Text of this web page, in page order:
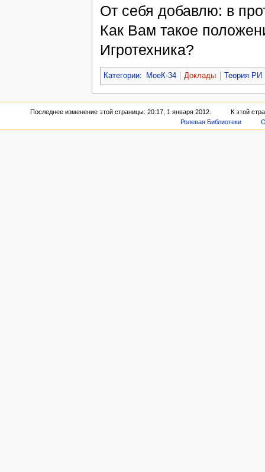
От себя добавлю: в
Как Вам такое
Игротехника?
Категории: МоеК-34 Доклады Теория РИ
Последнее изменение этой страницы: 20:17, 1 января 2012.
К этой
Ролевая Библиотеки